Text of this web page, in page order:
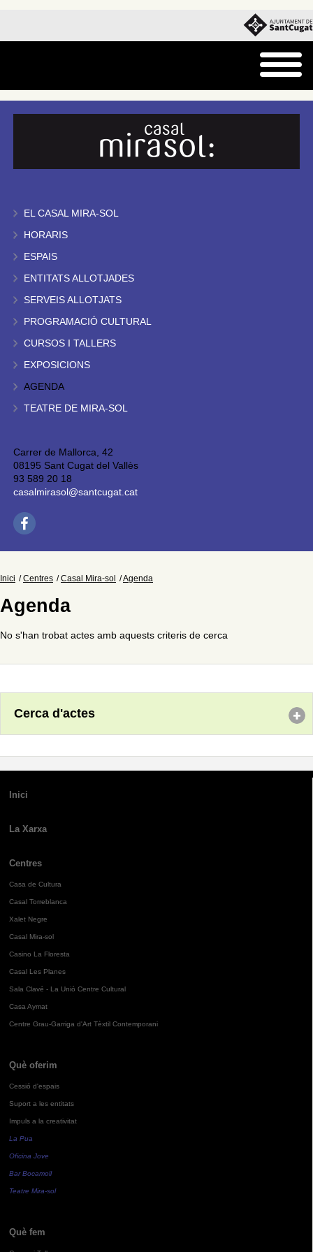
EL CASAL MIRA-SOL
HORARIS
ESPAIS
ENTITATS ALLOTJADES
SERVEIS ALLOTJATS
PROGRAMACIÓ CULTURAL
CURSOS I TALLERS
EXPOSICIONS
AGENDA
TEATRE DE MIRA-SOL
Carrer de Mallorca, 42
08195 Sant Cugat del Vallès
93 589 20 18
casalmirasol@santcugat.cat
Inici Centres Casal Mira-sol Agenda
Agenda
No s'han trobat actes amb aquests criteris de cerca
Cerca d'actes
Inici
La Xarxa
Centres
Casa de Cultura
Casal Torreblanca
Xalet Negre
Casal Mira-sol
Casino La Floresta
Casal Les Planes
Sala Clavé - La Unió Centre Cultural
Casa Aymat
Centre Grau-Garriga d'Art Tèxtil Contemporani
Què oferim
Cessió d'espais
Suport a les entitats
Impuls a la creativitat
La Pua
Oficina Jove
Bar Bocamoll
Teatre Mira-sol
Què fem